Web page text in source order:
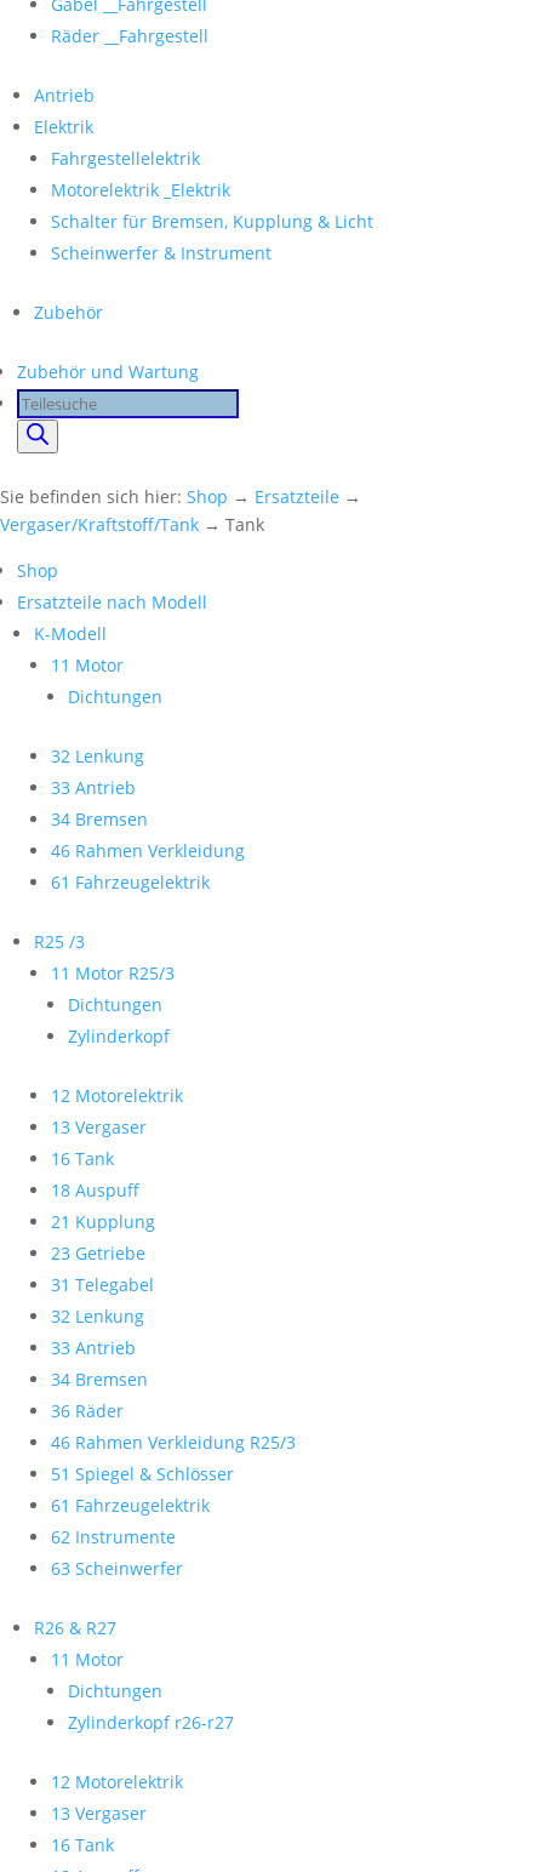
Räder __Fahrgestell
Antrieb
Elektrik
Fahrgestellelektrik
Motorelektrik _Elektrik
Schalter für Bremsen, Kupplung & Licht
Scheinwerfer & Instrument
Zubehör
Zubehör und Wartung
Products
search
Sie befinden sich hier: Shop → Ersatzteile →
Vergaser/Kraftstoff/Tank → Tank
Shop
Ersatzteile nach Modell
K-Modell
11 Motor
Dichtungen
32 Lenkung
33 Antrieb
34 Bremsen
46 Rahmen Verkleidung
61 Fahrzeugelektrik
R25 /3
11 Motor R25/3
Dichtungen
Zylinderkopf
12 Motorelektrik
13 Vergaser
16 Tank
18 Auspuff
21 Kupplung
23 Getriebe
31 Telegabel
32 Lenkung
33 Antrieb
34 Bremsen
36 Räder
46 Rahmen Verkleidung R25/3
51 Spiegel & Schlösser
61 Fahrzeugelektrik
62 Instrumente
63 Scheinwerfer
R26 & R27
11 Motor
Dichtungen
Zylinderkopf r26-r27
12 Motorelektrik
13 Vergaser
16 Tank